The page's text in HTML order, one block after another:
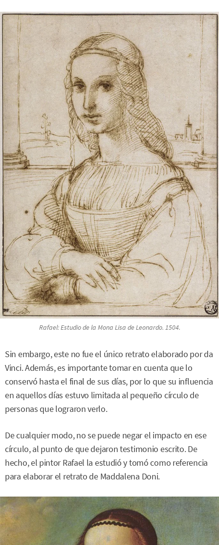
Rafael:Estudio de la Mona Lisa de Leonardo. 1504.
Sin embargo, este no fue el único retrato elaborado por da
Vinci. Además, es importante tomar en cuenta que lo
conservó hasta el final de sus días, por lo que su influencia
en aquellos días estuvo limitada al pequeño círculo de
personas que lograron verlo.
De cualquier modo, no se puede negar el impacto en ese
círculo, al punto de que dejaron testimonio escrito. De
hecho, el pintor Rafael la estudió y tomó como referencia
para elaborar el retrato de Maddalena Doni.